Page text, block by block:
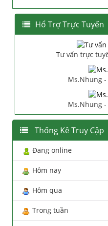
Hổ Trợ Trực Tuyến
Tư vấn trực
Ms.Nhung -
Ms.Nhung -
Thống Kê Truy Cập
Đang online
Hôm nay
Hôm qua
Trong tuần